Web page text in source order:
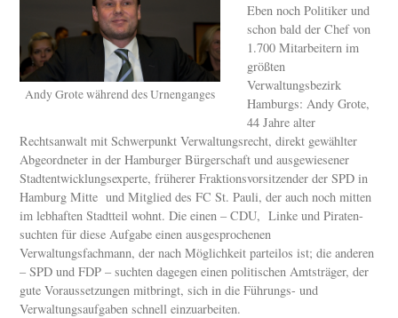
Andy Grote während des Urnenganges
Eben noch Politiker und
schon bald der Chef von
1.700 Mitarbeitern im
größten
Verwaltungsbezirk
Hamburgs: Andy Grote,
44 Jahre alter
Rechtsanwalt mit Schwerpunkt Verwaltungsrecht, direkt gewählter
Abgeordneter in der Hamburger Bürgerschaft und ausgewiesener
Stadtentwicklungsexperte, früherer Fraktionsvorsitzender der SPD in
Hamburg Mitte und Mitglied des FC St. Pauli, der auch noch mitten
im lebhaften Stadtteil wohnt. Die einen – CDU, Linke und Piraten-
suchten für diese Aufgabe einen ausgesprochenen
Verwaltungsfachmann, der nach Möglichkeit parteilos ist; die anderen
– SPD und FDP – suchten dagegen einen politischen Amtsträger, der
gute Voraussetzungen mitbringt, sich in die Führungs- und
Verwaltungsaufgaben schnell einzuarbeiten.